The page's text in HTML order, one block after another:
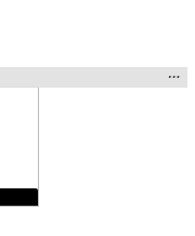
la
…